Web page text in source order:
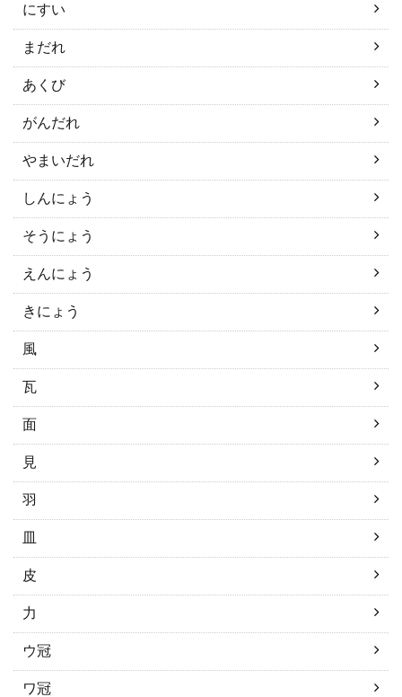
にすい
まだれ
あくび
がんだれ
やまいだれ
しんにょう
そうにょう
えんにょう
きにょう
風
瓦
面
見
羽
皿
皮
力
ウ冠
ワ冠